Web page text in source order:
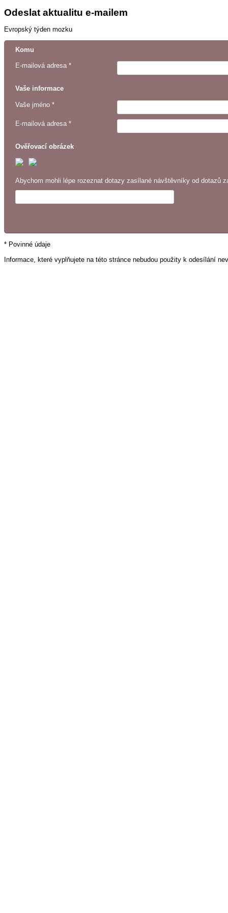
Odeslat aktualitu e-mailem
Evropský týden mozku
Komu
E-mailová adresa *
Vaše informace
Vaše jméno *
E-mailová adresa *
Ověřovací obrázek
Abychom mohli lépe rozeznat dotazy zasílané návštěvníky od dotazů
* Povinné údaje
Informace, které vyplňujete na této stránce nebudou použity k odesílání